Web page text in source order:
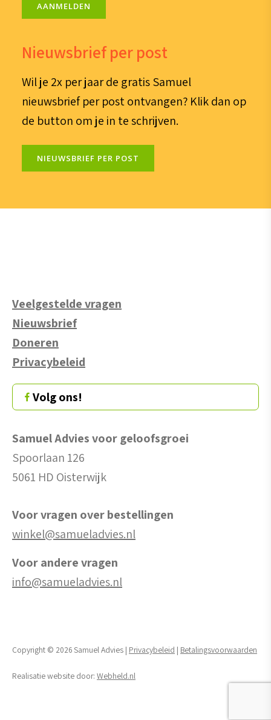
AANMELDEN
Nieuwsbrief per post
Wil je 2x per jaar de gratis Samuel
nieuwsbrief per post ontvangen? Klik dan op
de button om je in te schrijven.
NIEUWSBRIEF PER POST
Veelgestelde vragen
Nieuwsbrief
Doneren
Privacybeleid
Volg ons!
Samuel Advies voor geloofsgroei
Spoorlaan 126
5061 HD Oisterwijk
Voor vragen over bestellingen
winkel@samueladvies.nl
Voor andere vragen
info@samueladvies.nl
Copyright © 2026 Samuel Advies | Privacybeleid | Betalingsvoorwaarden
Realisatie website door: Webheld.nl